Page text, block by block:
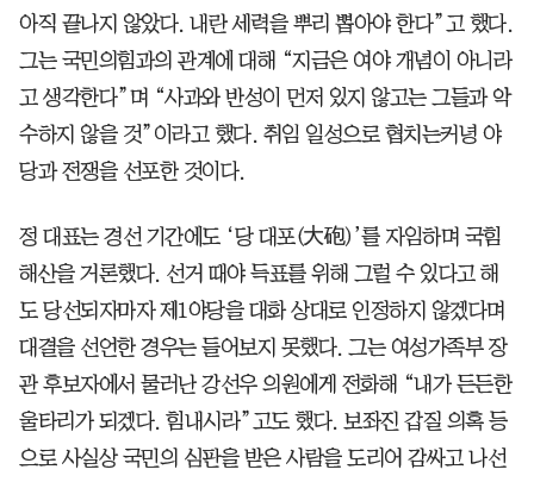
아직 끝나지 않았다. 내란 세력을 뿌리 뽑아야 한다”고 했다.
그는 국민의힘과의 관계에 대해 “지금은 여야 개념이 아니라
고 생각한다”며 “사과와 반성이 먼저 있지 않고는 그들과 악
수하지 않을 것”이라고 했다. 취임 일성으로 협치는커녕 야
당과 전쟁을 선포한 것이다.
정 대표는 경선 기간에도 ‘당 대포(大砲)’를 자임하며 국힘
해산을 거론했다. 선거 때야 득표를 위해 그럴 수 있다고 해
도 당선되자마자 제1야당을 대화 상대로 인정하지 않겠다며
대결을 선언한 경우는 들어보지 못했다. 그는 여성가족부 장
관 후보자에서 물러난 강선우 의원에게 전화해 “내가 든든한
울타리가 되겠다. 힘내시라”고도 했다. 보좌진 갑질 의혹 등
으로 사실상 국민의 심판을 받은 사람을 도리어 감싸고 나선